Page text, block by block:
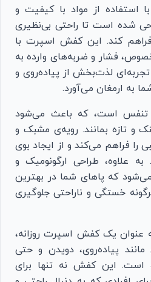
استفاده از مواد با کیفیت و
شده است تا راحتی بی‌نظیری
کند. این کفش اسپرت با
فشار و ضربه‌های وارده به
لذت‌بخش از پیاده‌روی و
به ارمغان می‌آورد.
تنفس است، که باعث می‌شود
و تازه بمانند. رویه‌ی مشبک و
را فراهم می‌کند و از ایجاد بوی
علاوه، طراحی ارگونومیک و
که پاهای شما در بهترین
خستگی و ناراحتی جلوگیری
عنوان یک کفش اسپرت روزانه،
پیاده‌روی، دویدن و حتی
است. این کفش نه تنها برای